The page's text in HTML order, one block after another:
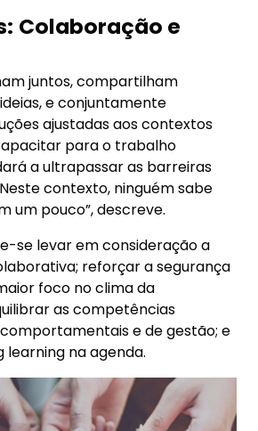
Colaboração e
juntos, compartilham
e conjuntamente
ajustadas aos contextos
para o trabalho
a ultrapassar as barreiras
contexto, ninguém sabe
um pouco”, descreve.
se levar em consideração a
reforçar a segurança
foco no clima da
as competências
e de gestão; e
learning na agenda.